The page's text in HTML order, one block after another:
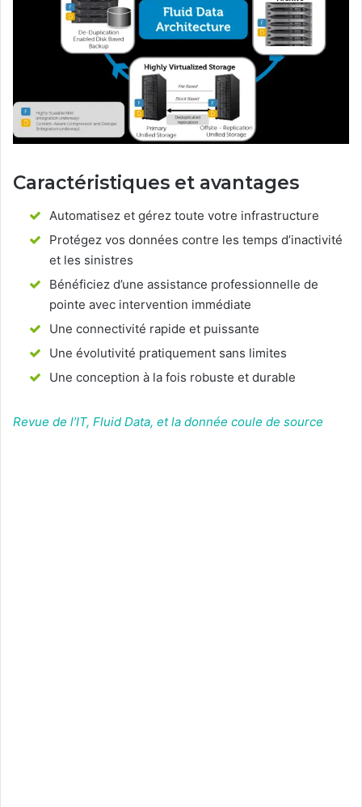
Caractéristiques et avantages
Automatisez et gérez toute votre infrastructure
Protégez vos données contre les temps d’inactivité
et les sinistres
Bénéficiez d’une assistance professionnelle de
pointe avec intervention immédiate
Une connectivité rapide et puissante
Une évolutivité pratiquement sans limites
Une conception à la fois robuste et durable
Revue de l’IT, Fluid Data, et la donnée coule de source